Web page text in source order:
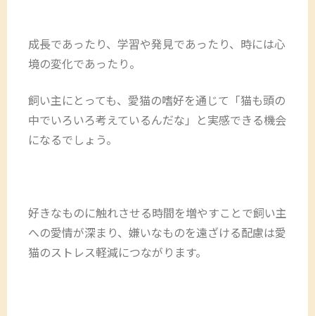
成長であったり、学習や発見であったり、時には心
境の変化であったり。
飼い主にとっても、愛猫の嗜好を通じて「猫も頭の
中でいろいろ考えているんだな」と実感できる機会
になるでしょう。
好きなものに触れさせる時間を増やすことで飼い主
への愛情が深まり、嫌いなものを遠ざける配慮は愛
猫のストレス軽減につながります。